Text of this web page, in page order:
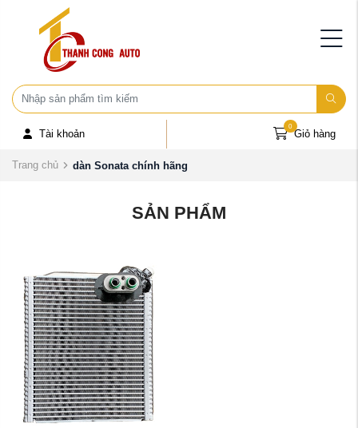
Tài khoản Giỏ hàng
0
Trang chủ dàn Sonata chính hãng
SẢN PHẨM